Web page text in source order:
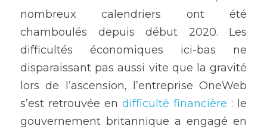
nombreux calendriers ont été
chamboulés depuis début 2020. Les
difficultés économiques ici-bas ne
disparaissant pas aussi vite que la gravité
lors de l’ascension, l’entreprise OneWeb
s’est retrouvée en difficulté financière : le
gouvernement britannique a engagé en